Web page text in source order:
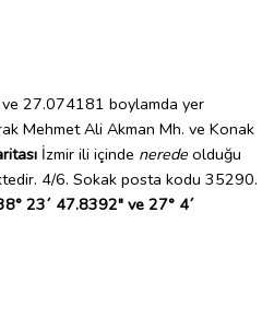
27.074181 boylamda yer
Mehmet Ali Akman Mh. ve Konak
İzmir ili içinde nerede olduğu
4/6. Sokak posta kodu 35290.
23´ 47.8392" ve 27° 4´